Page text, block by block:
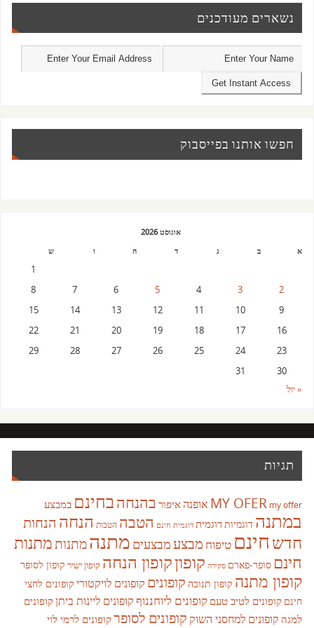
נשארים מעודכנים
חפשו אותנו בפייסבוק
אוגוסט 2026
א
ב ג ד ה ו ש
1
2
3
4
5
6
7
8
9
10
11
12
13
14
15
16
17
18
19
20
21
22
23
24
25
26
27
28
29
30
31
« יול
תגיות
MY OFER my offer אופנהאיפור בהנחהבחינם במבצע
במתנה דוגמיותדוגמית דוגמית חינם הטבה הטבות הנחה הנחות
חדשחינם טיפוח מבצעמבצעים מתנהמתנותמתנות
חינם סופר-פארם סקירה קופוןקופון הנחה קופון ישיר קופון לסופר
קופון מתנה קופון תנובה קופונים קופונים לויקטורי קופונים לחצי
חינם קופונים לטיב טעם קופונים ליוחננוףקופונים ליינות ביתןקופונים
למגה קופונים למחסני השוק קופונים לסופרקופונים לרמי לוי